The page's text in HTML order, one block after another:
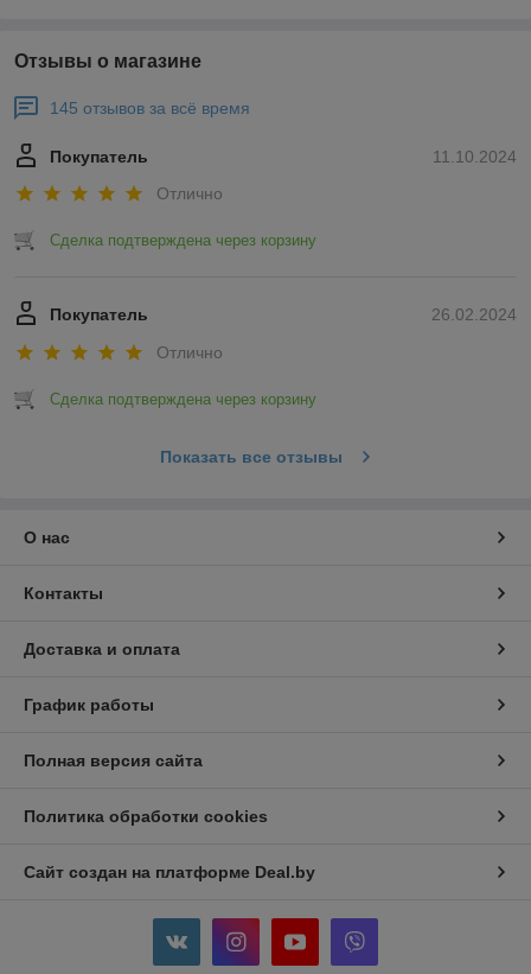
Отзывы о магазине
145 отзывов за всё время
11.10.2024
Покупатель
Отлично
Сделка подтверждена через корзину
26.02.2024
Покупатель
Отлично
Сделка подтверждена через корзину
Показать все отзывы
О нас
Контакты
Доставка и оплата
График работы
Полная версия сайта
Политика обработки cookies
Сайт создан на платформе Deal.by